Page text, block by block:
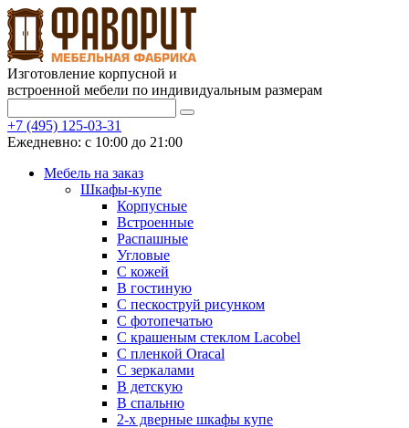
Изготовление корпусной и
встроенной мебели по индивидуальным размерам
+7 (495) 125-03-31
Ежедневно: с 10:00 до 21:00
Мебель на заказ
Шкафы-купе
Корпусные
Встроенные
Распашные
Угловые
С кожей
В гостиную
С пескоструй рисунком
С фотопечатью
С крашеным стеклом Lacobel
С пленкой Oracal
С зеркалами
В детскую
В спальню
2-х дверные шкафы купе